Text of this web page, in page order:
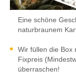
Eine schöne
naturbraunem
Wir füllen die Box
Fixpreis
überraschen!